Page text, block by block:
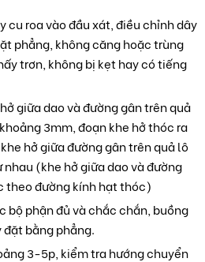
cu roa vào đầu xát, điều chỉnh dây
phẳng, không căng hoặc trùng
trơn, không bị kẹt hay có tiếng
giữa dao và đường gân trên quả
3mm, đoạn khe hở thóc ra
hở giữa đường gân trên quả lô
(khe hở giữa dao và đường
theo đường kính hạt thóc)
bộ phận đủ và chắc chắn, buồng
bằng phẳng.
3-5p, kiểm tra hướng chuyển